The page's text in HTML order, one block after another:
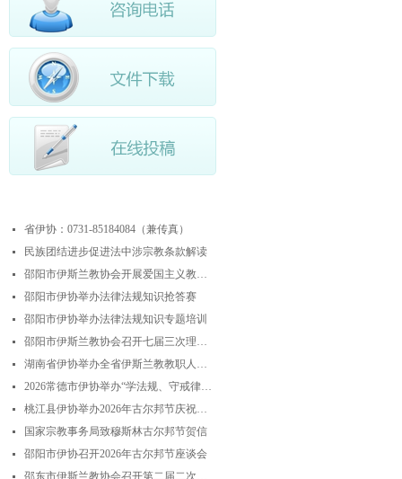
넷 省伊协：0731-85184084（兼传真）
넷 民族团结进步促进法中涉宗教条款解读
넷 邵阳市伊斯兰教协会开展爱国主义教育实践暨中华优秀传统文化研学活动
넷 邵阳市伊协举办法律法规知识抢答赛
넷 邵阳市伊协举办法律法规知识专题培训
넷 邵阳市伊斯兰教协会召开七届三次理事会
넷 湖南省伊协举办全省伊斯兰教教职人员解经培训暨“学法规、守戒律、重修为、树形象”主题演讲比赛
넷 2026常德市伊协举办“学法规、守戒律、重修为、树形象”专题阿訇培训班 暨阿訇演讲交流赛
넷 桃江县伊协举办2026年古尔邦节庆祝活动
넷 国家宗教事务局致穆斯林古尔邦节贺信
넷 邵阳市伊协召开2026年古尔邦节座谈会
邵东市伊斯兰教协会召开第二届二次理事会